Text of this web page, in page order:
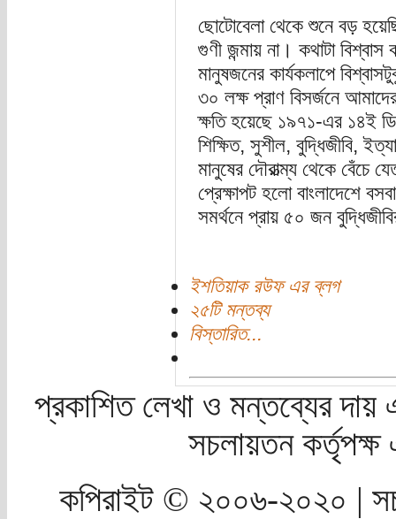
ছোটোবেলা থেকে শুনে বড়
গুণী জন্মায় না। কথাটা
মানুষজনের কার্যকলাপে
৩০ লক্ষ প্রাণ বিসর্জনে
ক্ষতি হয়েছে ১৯৭১-এর ১৪ই
শিক্ষিত, সুশীল, বুদ্ধিজীবি,
মানুষের দৌরাত্ম্য থেকে বেঁচে
প্রেক্ষাপট হলো বাংলাদেশে
সমর্থনে প্রায় ৫০ জন
ইশতিয়াক রউফ এর ব্লগ
২৫টি মন্তব্য
বিস্তারিত...
প্রকাশিত লেখা ও মন্তব্যের দায়
সচলায়তন
কপিরাইট © ২০০৬-২০২০ |